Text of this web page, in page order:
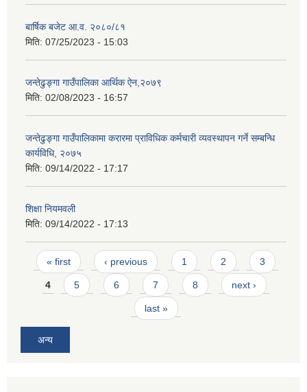
बार्षिक बजेट आ.व. २०८०/८१
मिति: 07/25/2023 - 15:03
जन्तेढुङ्गा गाउँपालिका आर्थिक ऐन,२०७९
मिति: 02/08/2023 - 16:57
जन्तेढुङ्गा गाउँपालिकामा करारमा प्राविधिक कर्मचारी व्यवस्थापन गर्ने सम्बन्धि
कार्यविधि, २०७५
मिति: 09/14/2022 - 17:17
शिक्षा नियमवली
मिति: 09/14/2022 - 17:13
Pages
« first ‹ previous 1 2 3
4 5 6 7 8 next ›
last »
अन्य